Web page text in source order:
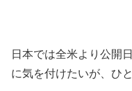
日本では全米より公開
に気を付けたいが、ひ